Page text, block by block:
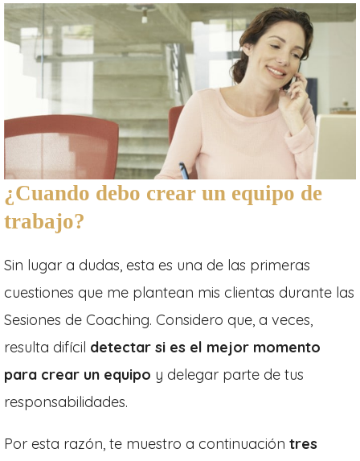
¿Cuando debo crear un equipo de
trabajo?
Sin lugar a dudas, esta es una de las primeras
cuestiones que me plantean mis clientas durante las
Sesiones de Coaching. Considero que, a veces,
resulta difícil detectar si es el mejor momento
para crear un equipo y delegar parte de tus
responsabilidades.
Por esta razón, te muestro a continuación tres